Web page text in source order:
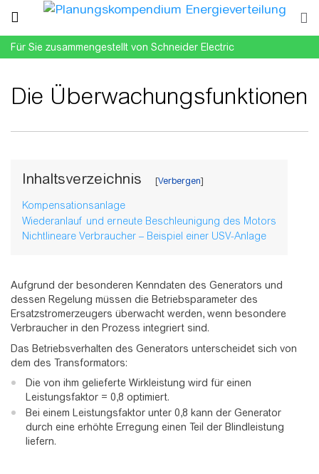
Für Sie zusammengestellt von Schneider Electric
Die Überwachungsfunktionen
Inhaltsverzeichnis
Kompensationsanlage
Wiederanlauf und erneute Beschleunigung des Motors
Nichtlineare Verbraucher – Beispiel einer USV-Anlage
Aufgrund der besonderen Kenndaten des Generators und
dessen Regelung müssen die Betriebsparameter des
Ersatzstromerzeugers überwacht werden, wenn besondere
Verbraucher in den Prozess integriert sind.
Das Betriebsverhalten des Generators unterscheidet sich von
dem des Transformators:
Die von ihm gelieferte Wirkleistung wird für einen
Leistungsfaktor = 0,8 optimiert.
Bei einem Leistungsfaktor unter 0,8 kann der Generator
durch eine erhöhte Erregung einen Teil der Blindleistung
liefern.